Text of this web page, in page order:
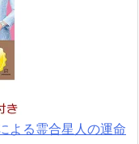
よる霊合星人の運命